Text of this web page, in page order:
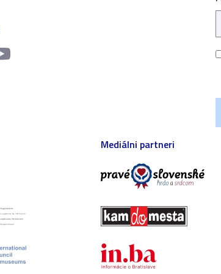
Mediálni partneri